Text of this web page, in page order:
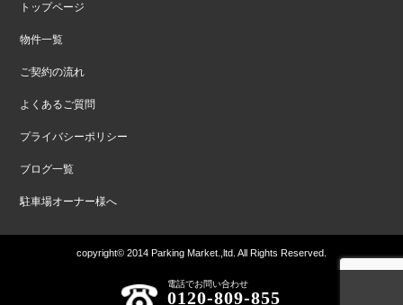
トップページ
物件一覧
ご契約の流れ
よくあるご質問
プライバシーポリシー
ブログ一覧
駐車場オーナー様へ
copyright© 2014 Parking Market.,ltd. All Rights Reserved.
電話でお問い合わせ
0120-809-855